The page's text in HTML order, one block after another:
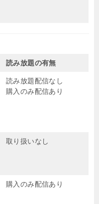
読み放題の有無
読み放題配信なし
購入のみ配信あり
取り扱いなし
購入のみ配信あり